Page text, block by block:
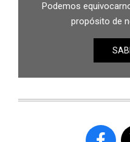
Podemos
propósito de